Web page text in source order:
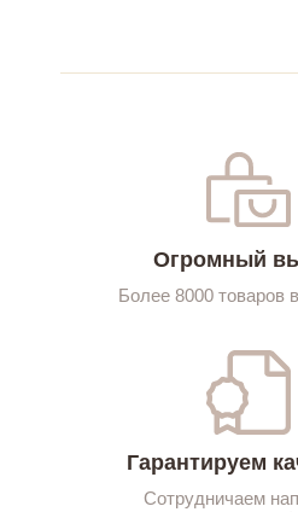
Огромный
Более 8000 товаров
Гарантируем
Сотрудничаем